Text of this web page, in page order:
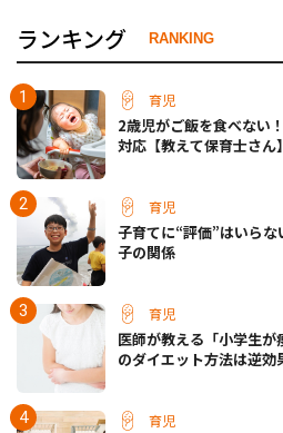
ランキング RANKING
育児
2歳児がご飯を食べない
対応【教えて保育士さん】
育児
子育てに“評価”はいら
子の関係
育児
医師が教える「小学生
のダイエット方法は逆効
育児